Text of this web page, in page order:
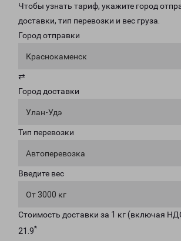
Чтобы узнать тариф, укажите город
доставки, тип перевозки и вес груза.
Город отправки
Краснокаменск
⇄
Город доставки
Улан-Удэ
Тип перевозки
Автоперевозка
Введите вес
От 3000 кг
Стоимость доставки за 1 кг (включая
21.9*